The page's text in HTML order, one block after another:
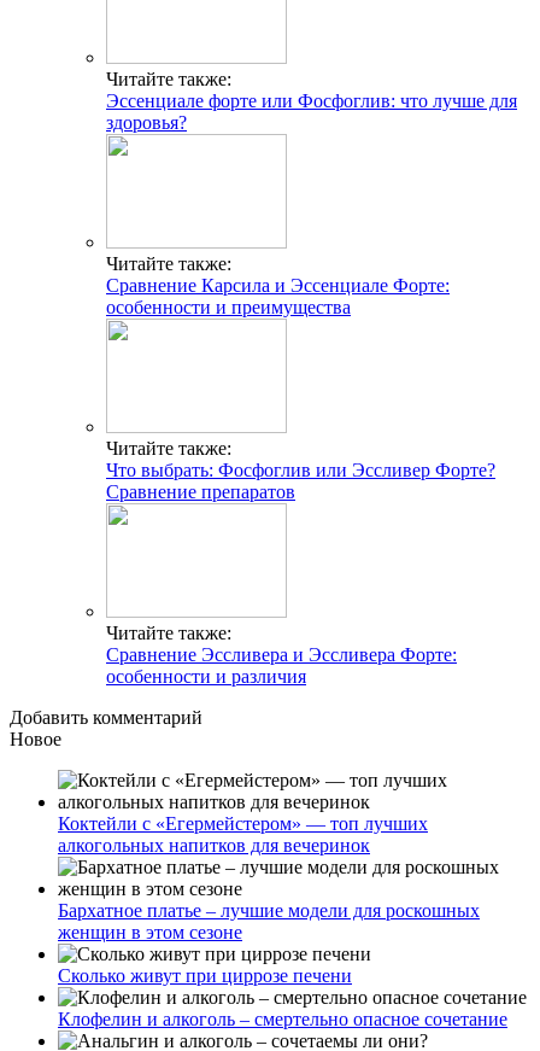
Читайте также:
Эссенциале форте или Фосфоглив: что лучше для
здоровья?
Читайте также:
Сравнение Карсила и Эссенциале Форте:
особенности и преимущества
Читайте также:
Что выбрать: Фосфоглив или Эссливер Форте?
Сравнение препаратов
Читайте также:
Сравнение Эссливера и Эссливера Форте:
особенности и различия
Добавить комментарий
Новое
Коктейли с «Егермейстером» — топ лучших
алкогольных напитков для вечеринок
Бархатное платье – лучшие модели для роскошных
женщин в этом сезоне
Сколько живут при циррозе печени
Клофелин и алкоголь – смертельно опасное сочетание